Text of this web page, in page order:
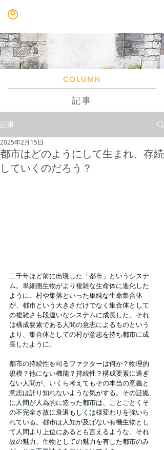
COLUMN
記事
記事
都市はどのようにして生まれ、存続
していくのだろう？
2025年2月15日
二千年ほど前に出現した「都市」というシステ
ム。単細胞生物がより複雑な生命体に進化した
ように、村や集落といった単純な生命集合体
が、都市という大きさだけでなく集合体として
の複雑さも段違いなシステムに成長した。それ
は構成要素である人間の意志によるものという
より、集合体としての村が意志を持ち都市に成
長したように。
都市の持続性を司るファクターは何か？物理的
規模？他にない機能？持続性？構成要素に過ぎ
ない人間が、いくら考えてもその本当の意義と
意志は計り知れないような気がする。その証拠
に人間が人為的に造った都市は、ことごとくそ
の不完全さ故に衰退もしくは様変わりを強いら
れている。都市は人知が及ばない有機生物とし
て人間より上位にあるとも言えるような。それ
故の魅力、生物としての魅力を有した都市のみ